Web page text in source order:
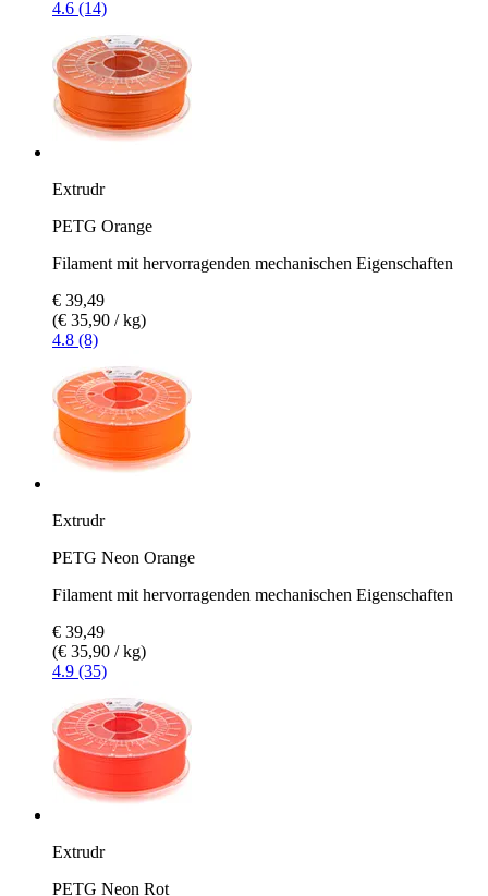
4.6 (14)
Extrudr
PETG Orange
Filament mit hervorragenden mechanischen Eigenschaften
€ 39,49
(€ 35,90 / kg)
4.8 (8)
Extrudr
PETG Neon Orange
Filament mit hervorragenden mechanischen Eigenschaften
€ 39,49
(€ 35,90 / kg)
4.9 (35)
Extrudr
PETG Neon Rot